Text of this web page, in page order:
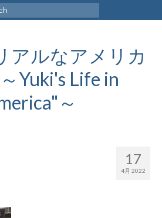
アルなアメリカ
Yuki's Life in
～
17
4月 2022